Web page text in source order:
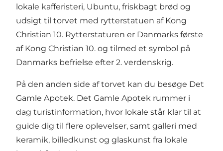
lokale kafferisteri, Ubuntu, friskbagt brød og
udsigt til torvet med rytterstatuen af Kong
Christian 10. Rytterstaturen er Danmarks første
af Kong Christian 10. og tilmed et symbol på
Danmarks befrielse efter 2. verdenskrig.
På den anden side af torvet kan du besøge Det
Gamle Apotek. Det Gamle Apotek rummer i
dag turistinformation, hvor lokale står klar til at
guide dig til flere oplevelser, samt galleri med
keramik, billedkunst og glaskunst fra lokale